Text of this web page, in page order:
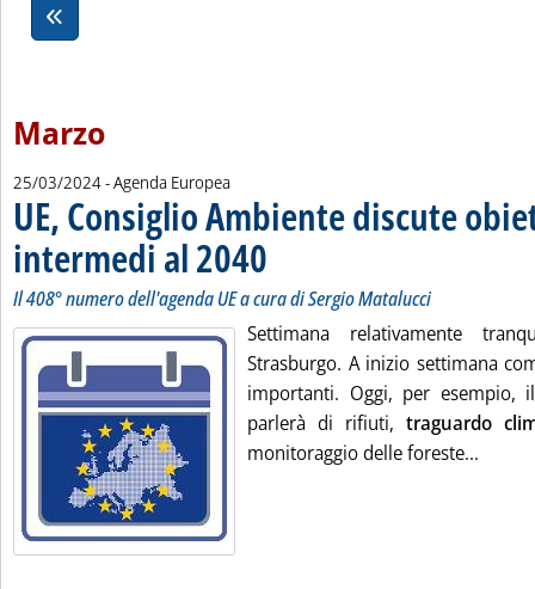
Marzo
25/03/2024- Agenda Europea
UE, Consiglio Ambiente discute
intermedi al 2040
Il 408° numero dell'agenda UE a cura di Sergio Matalucci
Settimana relativamente
Strasburgo. A inizio settimana
importanti. Oggi, per esempio,
parlerà di rifiuti, traguardo
monitoraggio delle foreste...